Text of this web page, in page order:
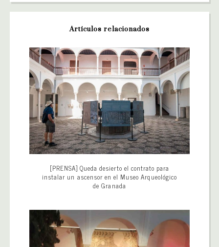
Artículos relacionados
[PRENSA] Queda desierto el contrato para
instalar un ascensor en el Museo Arqueológico
de Granada